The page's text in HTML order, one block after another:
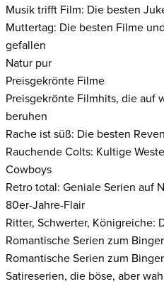
Musik trifft Film: Die besten
Muttertag: Die besten Filme
gefallen
Natur pur
Preisgekrönte Filme
Preisgekrönte Filmhits, die auf
beruhen
Rache ist süß: Die besten
Rauchende Colts: Kultige
Cowboys
Retro total: Geniale Serien auf
80er-Jahre-Flair
Ritter, Schwerter, Königreiche:
Romantische Serien zum
Romantische Serien zum
Satireserien, die böse, aber